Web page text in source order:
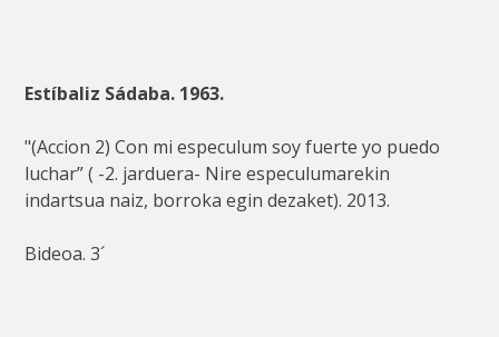
Estíbaliz Sádaba. 1963.
"(Accion 2) Con mi especulum soy fuerte yo puedo
luchar” ( -2. jarduera- Nire especulumarekin
indartsua naiz, borroka egin dezaket). 2013.
Bideoa. 3´